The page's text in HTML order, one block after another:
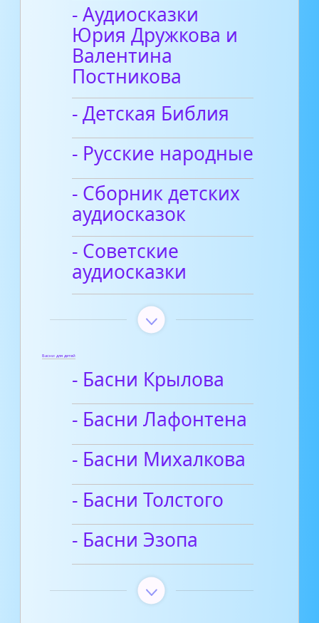
- Аудиосказки
Юрия Дружкова и
Валентина
Постникова
- Детская Библия
- Русские народные
- Сборник детских
аудиосказок
- Советские
аудиосказки
Басни для детей
- Басни Крылова
- Басни Лафонтена
- Басни Михалкова
- Басни Толстого
- Басни Эзопа